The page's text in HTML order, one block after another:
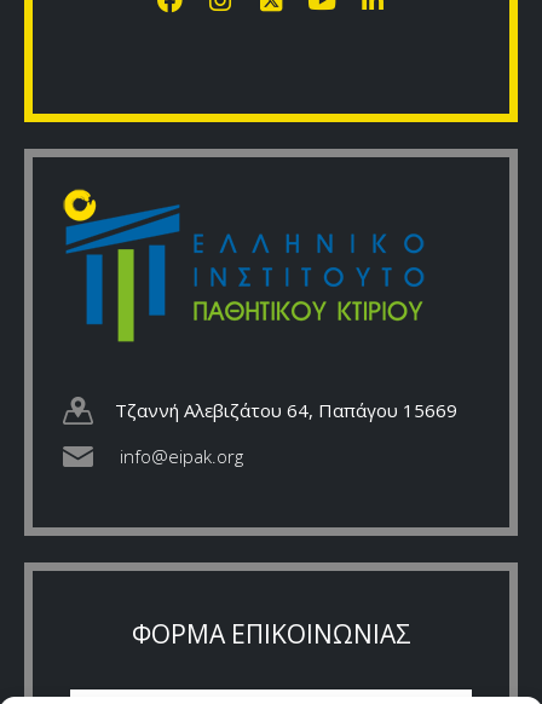
Τζαννή Αλεβιζάτου 64, Παπάγου 15669
info@eipak.org
ΦΟΡΜΑ ΕΠΙΚΟΙΝΩΝΙΑΣ